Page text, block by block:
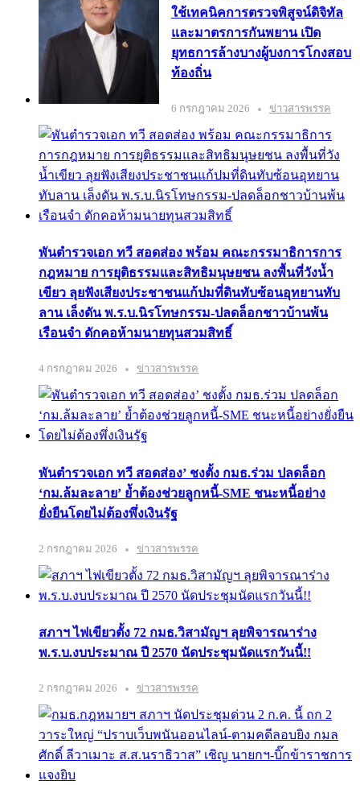
ใช้เทคนิคการตรวจพิสูจน์ดิจิทัล
และมาตรการกันพยาน เปิด
ยุทธการล้างบางผู้บงการโกงสอบ
ท้องถิ่น
6 กรกฎาคม 2026 ข่าวสารพรรค
พันตำรวจเอก ทวี สอดส่อง พร้อม คณะกรรมาธิการการ
กฎหมาย การยุติธรรมและสิทธิมนุษยชน ลงพื้นที่วังน้ำ
เขียว ลุยฟังเสียงประชาชนแก้ปมที่ดินทับซ้อนอุทยานทับ
ลาน เล็งดัน พ.ร.บ.นิรโทษกรรม-ปลดล็อกชาวบ้านพ้น
เรือนจำ ดักคอห้ามนายทุนสวมสิทธิ์
4 กรกฎาคม 2026 ข่าวสารพรรค
พันตำรวจเอก ทวี สอดส่อง’ ชงตั้ง กมธ.ร่วม ปลดล็อก
‘กม.ล้มละลาย’ ย้ำต้องช่วยลูกหนี้-SME ชนะหนี้อย่าง
ยั่งยืนโดยไม่ต้องพึ่งเงินรัฐ
2 กรกฎาคม 2026 ข่าวสารพรรค
สภาฯ ไฟเขียวตั้ง 72 กมธ.วิสามัญฯ ลุยพิจารณาร่าง
พ.ร.บ.งบประมาณ ปี 2570 นัดประชุมนัดแรกวันนี้!!
2 กรกฎาคม 2026 ข่าวสารพรรค